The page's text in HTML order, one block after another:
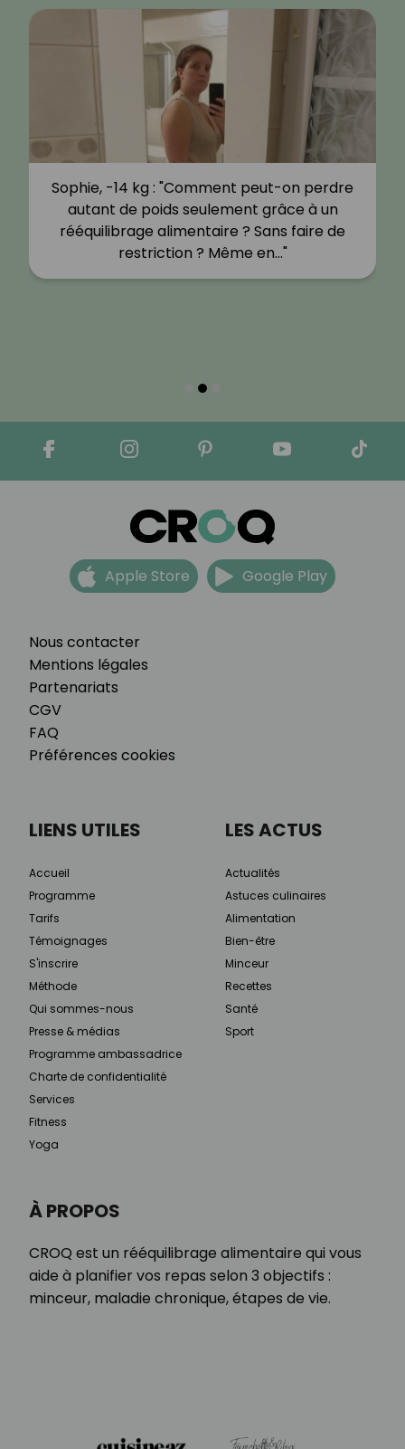
Sophie, -14 kg : "Comment peut-on perdre
autant de poids seulement grâce à un
rééquilibrage alimentaire ? Sans faire de
restriction ? Même en…"
Nous contacter
Mentions légales
Partenariats
CGV
FAQ
Préférences cookies
Apple Store Google Play
À PROPOS
CROQ est un rééquilibrage alimentaire qui vous
aide à planifier vos repas selon 3 objectifs :
minceur, maladie chronique, étapes de vie.
LIENS UTILES
Accueil
Programme
Tarifs
Témoignages
S'inscrire
Méthode
Qui sommes-nous
Presse & médias
Programme ambassadrice
Charte de confidentialité
Services
Fitness
Yoga
LES ACTUS
Actualités
Astuces culinaires
Alimentation
Bien-être
Minceur
Recettes
Santé
Sport